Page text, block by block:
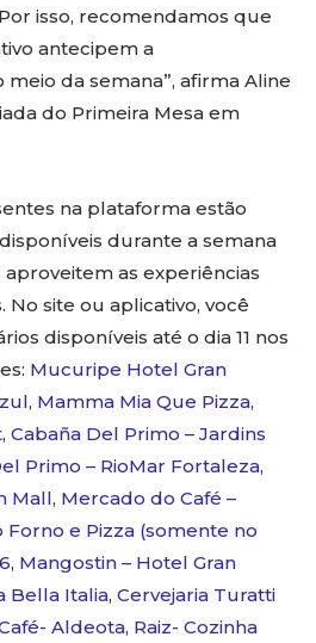
isso, recomendamos que
antecipem a
da semana”, afirma Aline
do Primeira Mesa em
na plataforma estão
durante a semana
as experiências
No site ou aplicativo, você
disponíveis até o dia 11 nos
Mucuripe Hotel Gran
, Mamma Mia Que Pizza,
, Cabaña Del Primo – Jardins
Primo – RioMar Fortaleza,
Mall, Mercado do Café –
Forno e Pizza (somente no
, Mangostin – Hotel Gran
Bella Italia, Cervejaria Turatti
Aldeota, Raiz- Cozinha